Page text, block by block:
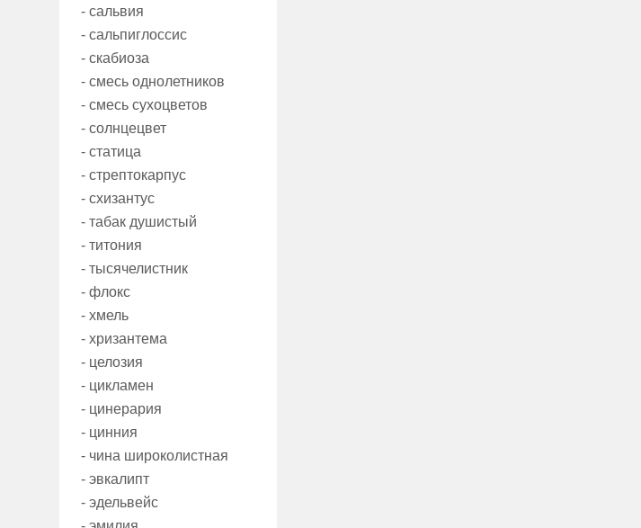
- сальвия
- сальпиглоссис
- скабиоза
- смесь однолетников
- смесь сухоцветов
- солнцецвет
- статица
- стрептокарпус
- схизантус
- табак душистый
- титония
- тысячелистник
- флокс
- хмель
- хризантема
- целозия
- цикламен
- цинерария
- цинния
- чина широколистная
- эвкалипт
- эдельвейс